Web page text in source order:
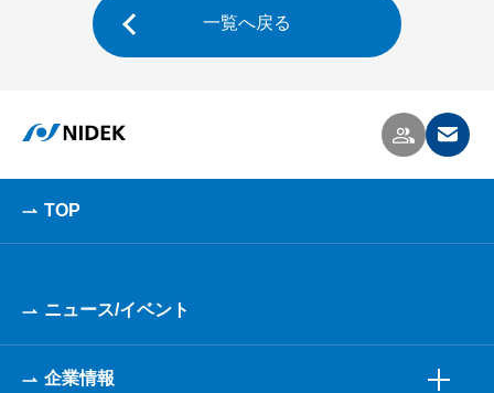
一覧へ戻る
TOP
ニュース/イベント
企業情報